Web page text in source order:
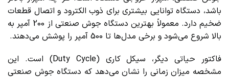
باشد، دستگاه توانایی بیشتری برای ذوب الکترود و اتصال قطعات
ضخیم دارد. معمولاً بهترین دستگاه جوش صنعتی از 200 آمپر به
بالا شروع می‌شود و برخی مدل‌ها تا 500 آمپر را پوشش می‌دهند.
فاکتور حیاتی دیگر، سیکل کاری (Duty Cycle) است. این
مشخصه میزان زمانی را نشان می‌دهد که دستگاه جوش صنعتی